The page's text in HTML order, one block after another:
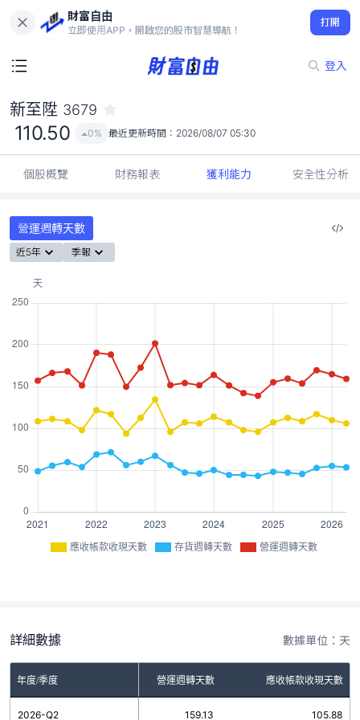
財富自由
立即使用APP，開啟您的股市智慧導航！
打開
登入
110.50
0%
新至陞 3679
110.50 0% 最近更新時間： 2026/08/07 05:30
個股概覽 財務報表 獲利能力 安全性分析
營運週轉天數
近5年 季報
應收帳款收現天數 存貨週轉天數 營運週轉天數
詳細數據 數據單位：天
年度/季度
存貨週轉天數 營運週轉天數 應收帳款收現天數
2026-Q2 159.13 105.88